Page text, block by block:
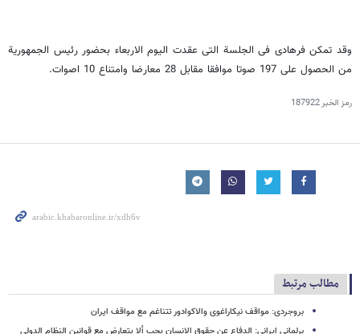
وقد تمکن فرهادی فی الجلسة التی عقدت الیوم الاربعاء بحضور رئیس الجمهوریة
من الحصول علی 197 صوتا موافقا مقابل 28 معارضا وامتناع 10 اصوات.
رمز الخبر187922
مطالب مرتبط
بروجردی: مواقف نیکاراغوی والاکوادور تتناغم مع مواقف ایران